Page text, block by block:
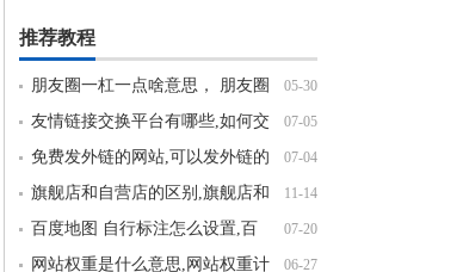
推荐教程
05-30
朋友圈一杠一点啥意思， 朋友圈
一杠一点一杠
07-05
友情链接交换平台有哪些,如何交
换友情链接有哪些渠道
07-04
免费发外链的网站,可以发外链的
论坛,外链发布平台有哪些
11-14
旗舰店和自营店的区别,旗舰店和
自营店哪个好
07-20
百度地图 自行标注怎么设置,百
度地图如何添加位置标记
06-27
网站权重是什么意思,网站权重计